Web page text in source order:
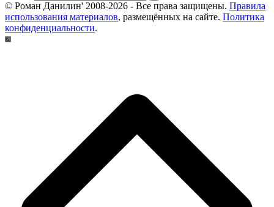
© Роман Данилин' 2008-2026 - Все права защищены. Правила
использования материалов, размещённых на сайте. Политика
конфиденциальности.